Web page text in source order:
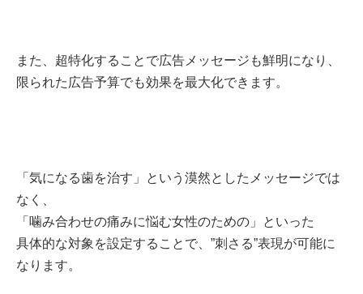
また、超特化することで広告メッセージも鮮明になり、
限られた広告予算でも効果を最大化できます。
「気になる歯を治す」という漠然としたメッセージでは
なく、
「噛み合わせの痛みに悩む女性のための」といった
具体的な対象を設定することで、”刺さる”表現が可能に
なります。